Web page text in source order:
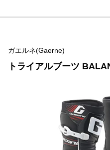
ガエルネ(Gaerne)
トライアルブーツ